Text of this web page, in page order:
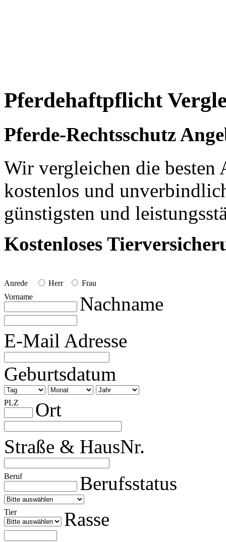
Pferdehaftpflicht
Pferde-Rechtsschutz
Wir vergleichen die besten
kostenlos und
günstigsten und
Kostenloses
Anrede Herr
Frau
Vorname
Nachname
E-Mail Adresse
Geburtsdatum
PLZ
Ort
Straße & HausNr.
Beruf Berufsstatus
Tier Rasse